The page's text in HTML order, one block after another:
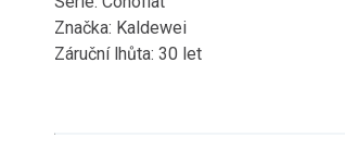
Značka: Kaldewei
Záruční lhůta: 30 let